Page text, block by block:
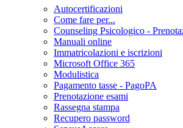
Autocertificazioni
Come fare per...
Counseling Psicologico -
Manuali online
Immatricolazioni e iscrizioni
Microsoft Office 365
Modulistica
Pagamento tasse - PagoPA
Prenotazione esami
Rassegna stampa
Recupero password